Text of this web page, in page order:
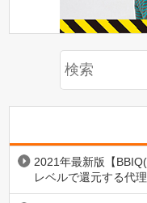
2021年最新版【
レベルで還元する代